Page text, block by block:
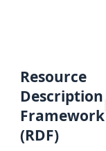
Resource
Description
Framework
(RDF)